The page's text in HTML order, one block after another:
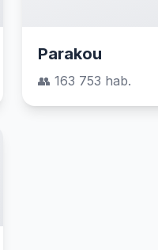
Parakou
👥 163 753 hab.